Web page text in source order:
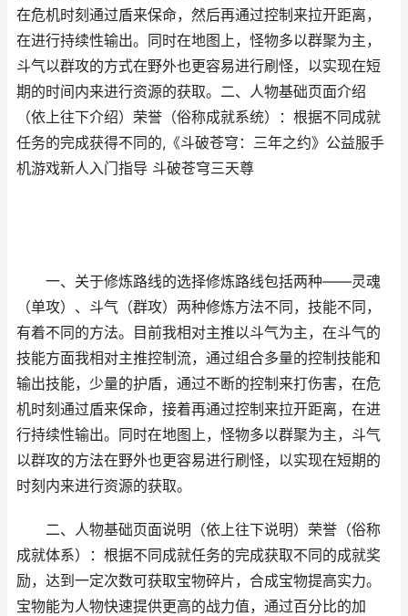
在危机时刻通过盾来保命，然后再通过控制来拉开距离，
在进行持续性输出。同时在地图上，怪物多以群聚为主，
斗气以群攻的方式在野外也更容易进行刷怪，以实现在短
期的时间内来进行资源的获取。二、人物基础页面介绍
（依上往下介绍）荣誉（俗称成就系统）：根据不同成就
任务的完成获得不同的,《斗破苍穹：三年之约》公益服手
机游戏新人入门指导 斗破苍穹三天尊
一、关于修炼路线的选择修炼路线包括两种——灵魂
（单攻）、斗气（群攻）两种修炼方法不同，技能不同，
有着不同的方法。目前我相对主推以斗气为主，在斗气的
技能方面我相对主推控制流，通过组合多量的控制技能和
输出技能，少量的护盾，通过不断的控制来打伤害，在危
机时刻通过盾来保命，接着再通过控制来拉开距离，在进
行持续性输出。同时在地图上，怪物多以群聚为主，斗气
以群攻的方法在野外也更容易进行刷怪，以实现在短期的
时刻内来进行资源的获取。
二、人物基础页面说明（依上往下说明）荣誉（俗称
成就体系）：根据不同成就任务的完成获取不同的成就奖
励，达到一定次数可获取宝物碎片，合成宝物提高实力。
宝物能为人物快速提供更高的战力值，通过百分比的加